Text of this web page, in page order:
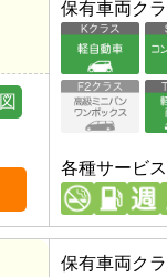
保有車両ク
各種サービス
保有車両ク